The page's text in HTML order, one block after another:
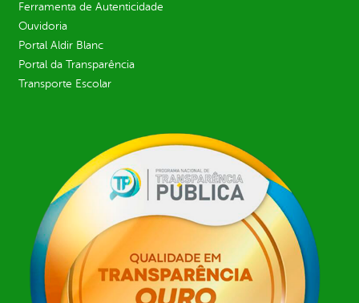
Ferramenta de Autenticidade
Ouvidoria
Portal Aldir Blanc
Portal da Transparência
Transporte Escolar